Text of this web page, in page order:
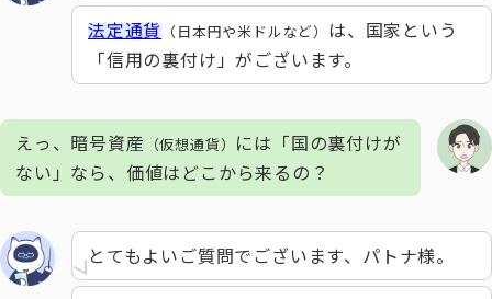
法定通貨 （日本円や米ドルなど） は、国家という
「信用の裏付け」がございます。
えっ、暗号資産 （仮想通貨） には「国の裏付けが
ない」なら、価値はどこから来るの？
とてもよいご質問でございます、パトナ様。